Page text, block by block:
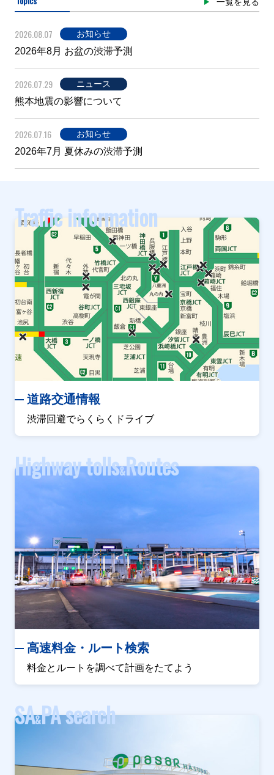
2026.08.07 お知らせ
2026年8月 お盆の渋滞予測
2026.07.29 ニュース
熊本地震の影響について
2026.07.16 お知らせ
2026年7月 夏休みの渋滞予測
Traffic information
道路交通情報
渋滞回避でらくらくドライブ
Highway tolls&Routes
高速料金・ルート検索
料金とルートを調べて計画をたてよう
SA&PA search